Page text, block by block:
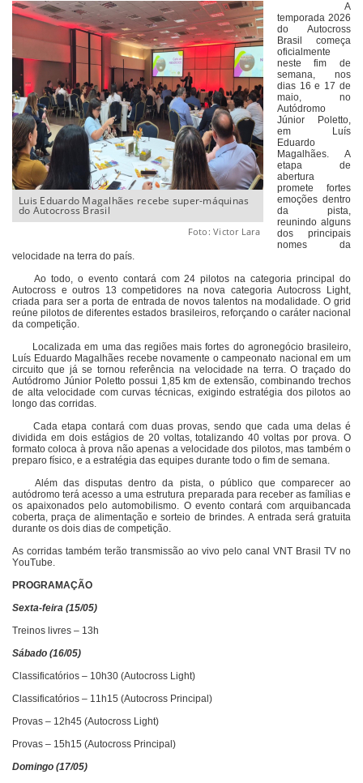
Luis Eduardo Magalhães recebe super-máquinas
do Autocross Brasil
Foto: Victor Lara
A
temporada 2026
do Autocross
Brasil começa
oficialmente
neste fim de
semana, nos
dias 16 e 17 de
maio, no
Autódromo
Júnior Poletto,
em Luís
Eduardo
Magalhães. A
etapa de
abertura
promete fortes
emoções dentro
da pista,
reunindo alguns
dos principais
nomes da
velocidade na terra do país.
Ao todo, o evento contará com 24 pilotos na categoria principal do
Autocross e outros 13 competidores na nova categoria Autocross Light,
criada para ser a porta de entrada de novos talentos na modalidade. O grid
reúne pilotos de diferentes estados brasileiros, reforçando o caráter nacional
da competição.
Localizada em uma das regiões mais fortes do agronegócio brasileiro,
Luís Eduardo Magalhães recebe novamente o campeonato nacional em um
circuito que já se tornou referência na velocidade na terra. O traçado do
Autódromo Júnior Poletto possui 1,85 km de extensão, combinando trechos
de alta velocidade com curvas técnicas, exigindo estratégia dos pilotos ao
longo das corridas.
Cada etapa contará com duas provas, sendo que cada uma delas é
dividida em dois estágios de 20 voltas, totalizando 40 voltas por prova. O
formato coloca à prova não apenas a velocidade dos pilotos, mas também o
preparo físico, e a estratégia das equipes durante todo o fim de semana.
Além das disputas dentro da pista, o público que comparecer ao
autódromo terá acesso a uma estrutura preparada para receber as famílias e
os apaixonados pelo automobilismo. O evento contará com arquibancada
coberta, praça de alimentação e sorteio de brindes. A entrada será gratuita
durante os dois dias de competição.
As corridas também terão transmissão ao vivo pelo canal VNT Brasil TV no
YouTube.
PROGRAMAÇÃO
Sexta-feira (15/05)
Treinos livres – 13h
Sábado (16/05)
Classificatórios – 10h30 (Autocross Light)
Classificatórios – 11h15 (Autocross Principal)
Provas – 12h45 (Autocross Light)
Provas – 15h15 (Autocross Principal)
Domingo (17/05)